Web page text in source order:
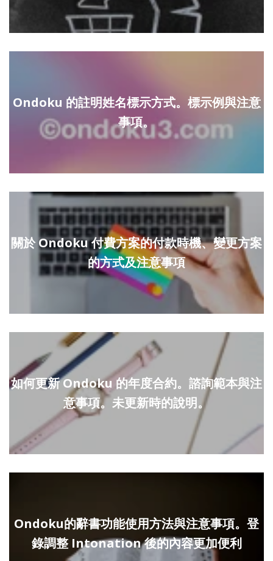
Ondoku 的註明姓名標示方式。標示例與注意
事項。
關於 Ondoku 付費方案的付款時機、變更方案
的方式及注意事項
如何更新 Ondoku 的年度合約。諮詢範本與注
意事項。未更新時的說明。
Ondoku的辭書功能使用方法與注意事項。登
錄調整 Intonation 後的內容更加便利